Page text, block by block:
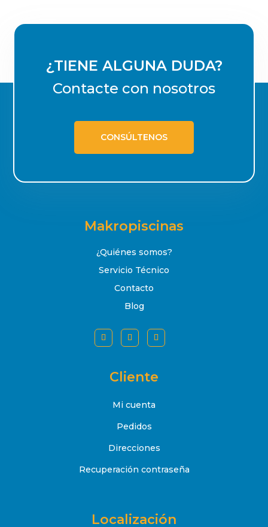
¿TIENE ALGUNA DUDA?
Contacte con nosotros
CONSÚLTENOS
Makropiscinas
¿Quiénes somos?
Servicio Técnico
Contacto
Blog
Cliente
Mi cuenta
Pedidos
Direcciones
Recuperación contraseña
Localización